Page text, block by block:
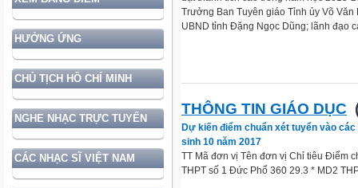
HƯỞNG ỨNG
CHỦ TỊCH HỒ CHÍ MINH
NGHE NHẠC TRỰC TUYẾN
CÁC NHẠC SĨ VIỆT NAM
Trưởng Ban Tuyên giáo Tỉnh ủy Võ Văn
UBND tỉnh Đặng Ngọc Dũng; lãnh đạo
THÔNG TIN GIÁO DỤC
Dự kiến điểm chuẩn xét tuyển vào
sinh 10 năm 2017
TT Mã đơn vị Tên đơn vị Chỉ tiêu Điểm
THPT số 1 Đức Phổ 360 29.3 * MD2